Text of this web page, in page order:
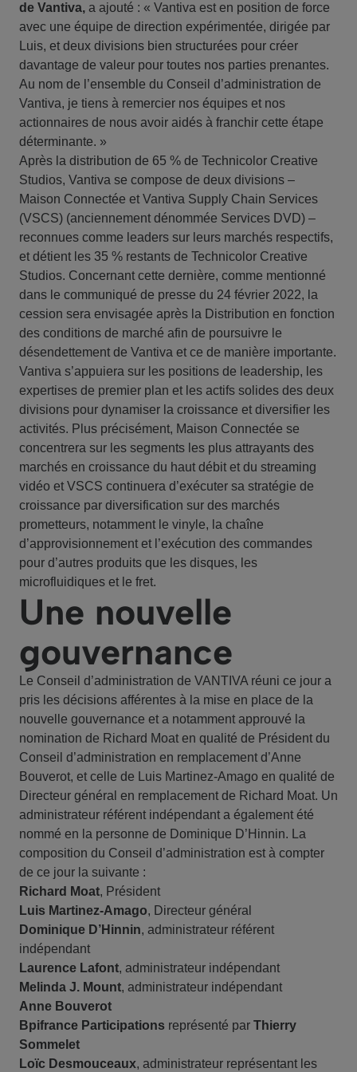
de Vantiva, a ajouté : « Vantiva est en position de force
avec une équipe de direction expérimentée, dirigée par
Luis, et deux divisions bien structurées pour créer
davantage de valeur pour toutes nos parties prenantes.
Au nom de l’ensemble du Conseil d’administration de
Vantiva, je tiens à remercier nos équipes et nos
actionnaires de nous avoir aidés à franchir cette étape
déterminante. »
Après la distribution de 65 % de Technicolor Creative
Studios, Vantiva se compose de deux divisions –
Maison Connectée et Vantiva Supply Chain Services
(VSCS) (anciennement dénommée Services DVD) –
reconnues comme leaders sur leurs marchés respectifs,
et détient les 35 % restants de Technicolor Creative
Studios. Concernant cette dernière, comme mentionné
dans le communiqué de presse du 24 février 2022, la
cession sera envisagée après la Distribution en fonction
des conditions de marché afin de poursuivre le
désendettement de Vantiva et ce de manière importante.
Vantiva s’appuiera sur les positions de leadership, les
expertises de premier plan et les actifs solides des deux
divisions pour dynamiser la croissance et diversifier les
activités. Plus précisément, Maison Connectée se
concentrera sur les segments les plus attrayants des
marchés en croissance du haut débit et du streaming
vidéo et VSCS continuera d’exécuter sa stratégie de
croissance par diversification sur des marchés
prometteurs, notamment le vinyle, la chaîne
d’approvisionnement et l’exécution des commandes
pour d’autres produits que les disques, les
microfluidiques et le fret.
Une nouvelle
gouvernance
Le Conseil d’administration de VANTIVA réuni ce jour a
pris les décisions afférentes à la mise en place de la
nouvelle gouvernance et a notamment approuvé la
nomination de Richard Moat en qualité de Président du
Conseil d’administration en remplacement d’Anne
Bouverot, et celle de Luis Martinez-Amago en qualité de
Directeur général en remplacement de Richard Moat. Un
administrateur référent indépendant a également été
nommé en la personne de Dominique D’Hinnin. La
composition du Conseil d’administration est à compter
de ce jour la suivante :
Richard Moat, Président
Luis Martinez-Amago, Directeur général
Dominique D’Hinnin, administrateur référent
indépendant
Laurence Lafont, administrateur indépendant
Melinda J. Mount, administrateur indépendant
Anne Bouverot
Bpifrance Participations représenté par Thierry
Sommelet
Loïc Desmouceaux, administrateur représentant les